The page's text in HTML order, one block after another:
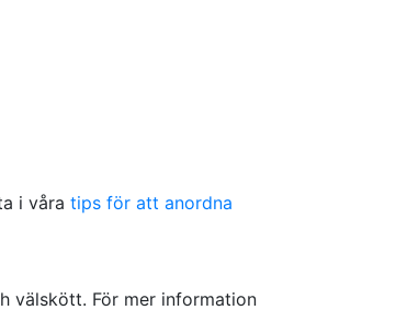
i våra tips för att anordna
välskött. För mer information